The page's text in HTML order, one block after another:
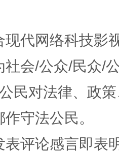
现代网络科技影
社会/公众/民众/
民对法律、政
守法公民。
表评论感言即表